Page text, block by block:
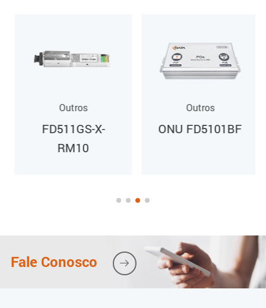
75 Ω
Temperatura de funcionamento
10% a 90% (sem condensação)
Outros
FD511GS-X-
RM10
Outros
ONU FD5101BF
Fale Conosco 